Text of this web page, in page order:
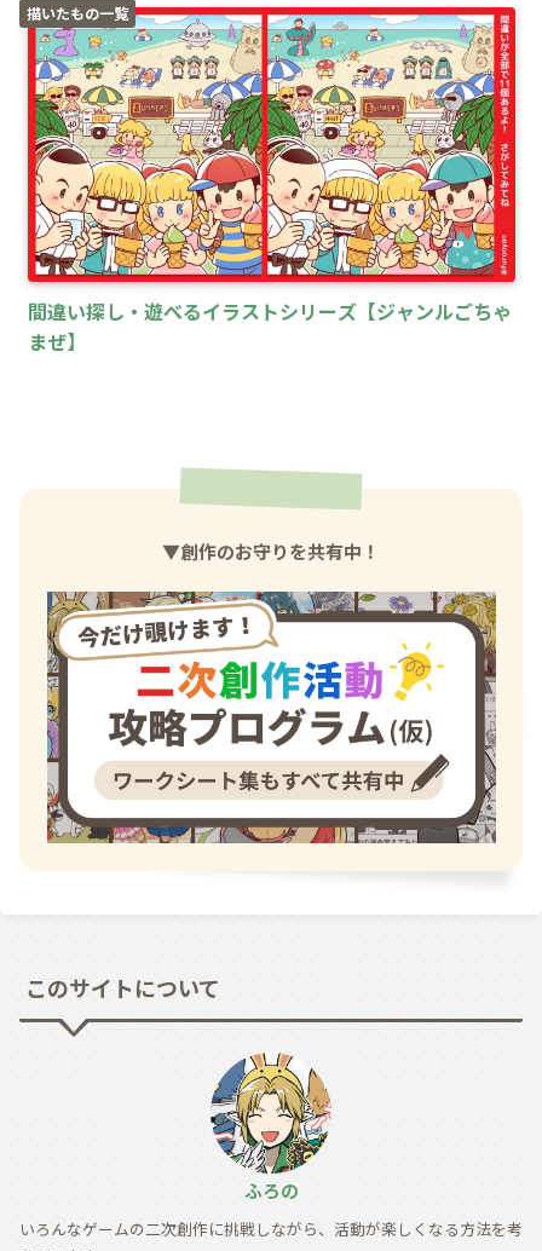
描いたもの一覧
間違い探し・遊べるイラストシリーズ【ジャンルごちゃ
まぜ】
▼創作のお守りを共有中！
このサイトについて
ふろの
いろんなゲームの二次創作に挑戦しながら、活動が楽しくなる方法を考